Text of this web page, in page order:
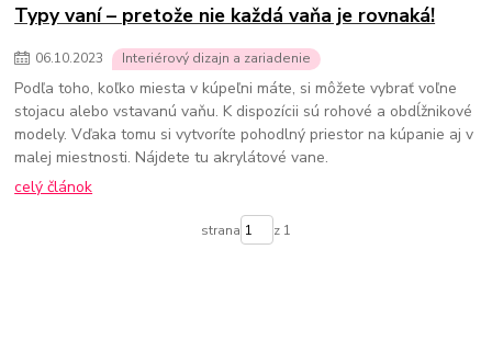
Typy vaní – pretože nie každá vaňa je rovnaká!
06.10.2023 Interiérový dizajn a zariadenie
Podľa toho, koľko miesta v kúpeľni máte, si môžete vybrať voľne
stojacu alebo vstavanú vaňu. K dispozícii sú rohové a obdĺžnikové
modely. Vďaka tomu si vytvoríte pohodlný priestor na kúpanie aj v
malej miestnosti. Nájdete tu akrylátové vane.
celý článok
strana z 1